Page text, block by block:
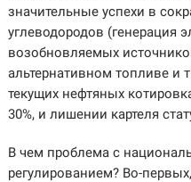
значительные успехи в
углеводородов (генерация
возобновляемых
альтернативном топливе и
текущих нефтяных
30%, и лишении картеля
В чем проблема с
регулированием? Во-